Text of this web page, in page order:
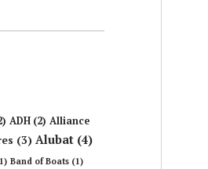
ADH (2) Alliance
(3) Alubat (4)
Band of Boats (1)